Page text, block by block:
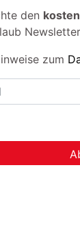
den
zum